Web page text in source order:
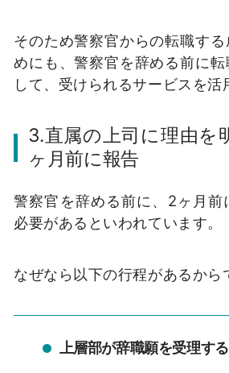
そのため警察官からの転職す
めにも、警察官を辞める前に
して、受けられるサービスを活
3.直属の上司に理由を
ヶ月前に報告
警察官を辞める前に、2ヶ月前
必要があるといわれています。
なぜなら以下の行程があるから
上層部が辞職願を受理す